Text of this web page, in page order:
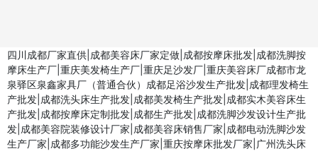
四川成都厂家直供|成都美容床厂家定做|成都按摩床批发|成都洗脚按
摩床生产厂|重庆美发椅生产厂|重庆足沙发厂|重庆美容床厂成都市龙
泉驿区泉鑫家具厂（普通合伙）成都足浴沙发生产批发|成都理发椅生
产批发|成都洗头床生产批发|成都美发椅生产批发|成都实木美容床生
产批发|成都按摩床定制批发|成都生产批发|成都洗脚沙发设计生产批
发|成都美容院装修设计厂家|成都美容床销售厂家|成都电动洗脚沙发
生产厂家|成都多功能沙发生产厂家|重庆按摩床批发厂家|广州洗头床